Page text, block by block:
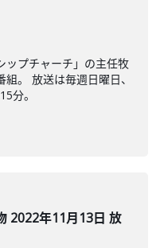
ップチャーチ」の主任牧
。 放送は毎週日曜日、
分。
2022年11月13日 放